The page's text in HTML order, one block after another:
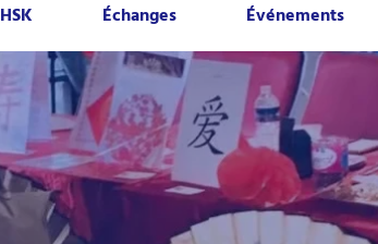
HSK Échanges Événements